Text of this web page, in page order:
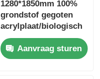
1280*1850mm 100%
grondstof gegoten
acrylplaat/biologisch
glasplaat
1250*2450mm
Aanvraag sturen